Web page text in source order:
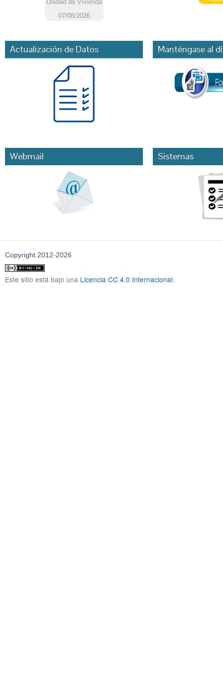
Actualización de Datos Manténgase al
Webmail Sistemas
Copyright 2012-2026
Este sitio está bajo una Licencia CC 4.0 Internacional.